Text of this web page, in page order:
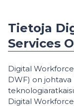
Tietoja
Services
Digital
DWF) on
Digital